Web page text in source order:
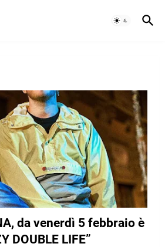
da venerdì 5 febbraio è
DOUBLE LIFE”